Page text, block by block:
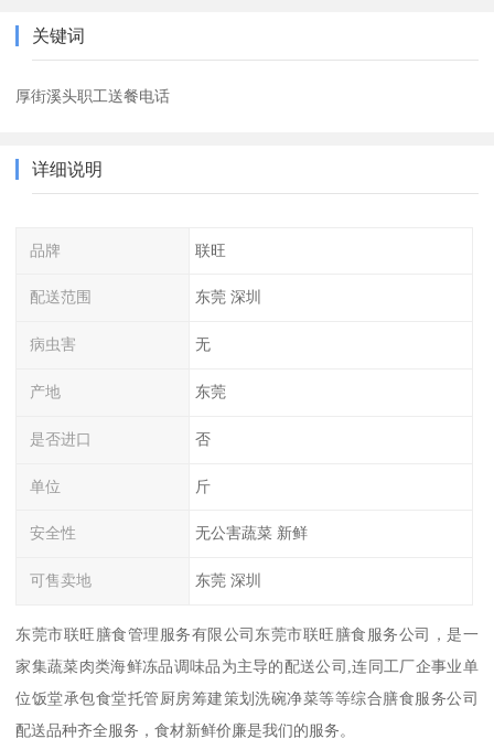
关键词
厚街溪头职工送餐电话
详细说明
品牌 联旺
配送范围 东莞 深圳
病虫害 无
产地 东莞
是否进口 否
单位 斤
安全性 无公害蔬菜 新鲜
可售卖地 东莞 深圳
东莞市联旺膳食管理服务有限公司东莞市联旺膳食服务公司，是一
家集蔬菜肉类海鲜冻品调味品为主导的配送公司,连同工厂企事业单
位饭堂承包食堂托管厨房筹建策划洗碗净菜等等综合膳食服务公司
配送品种齐全服务，食材新鲜价廉是我们的服务。